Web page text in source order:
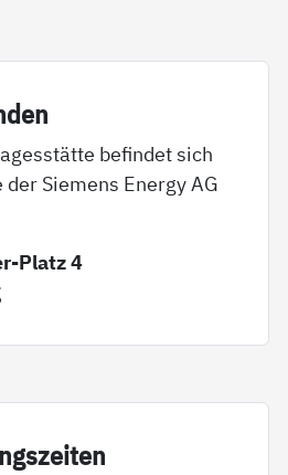
befindet sich
Siemens Energy AG
Platz 4